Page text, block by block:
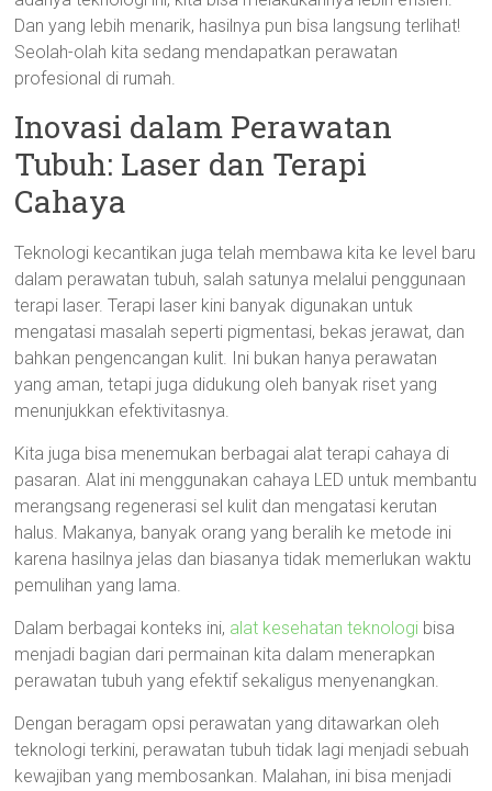
Dan yang lebih menarik, hasilnya pun bisa langsung terlihat!
Seolah-olah kita sedang mendapatkan perawatan
profesional di rumah.
Inovasi dalam Perawatan
Tubuh: Laser dan Terapi
Cahaya
Teknologi kecantikan juga telah membawa kita ke level baru
dalam perawatan tubuh, salah satunya melalui penggunaan
terapi laser. Terapi laser kini banyak digunakan untuk
mengatasi masalah seperti pigmentasi, bekas jerawat, dan
bahkan pengencangan kulit. Ini bukan hanya perawatan
yang aman, tetapi juga didukung oleh banyak riset yang
menunjukkan efektivitasnya.
Kita juga bisa menemukan berbagai alat terapi cahaya di
pasaran. Alat ini menggunakan cahaya LED untuk membantu
merangsang regenerasi sel kulit dan mengatasi kerutan
halus. Makanya, banyak orang yang beralih ke metode ini
karena hasilnya jelas dan biasanya tidak memerlukan waktu
pemulihan yang lama.
Dalam berbagai konteks ini, alat kesehatan teknologi bisa
menjadi bagian dari permainan kita dalam menerapkan
perawatan tubuh yang efektif sekaligus menyenangkan.
Dengan beragam opsi perawatan yang ditawarkan oleh
teknologi terkini, perawatan tubuh tidak lagi menjadi sebuah
kewajiban yang membosankan. Malahan, ini bisa menjadi